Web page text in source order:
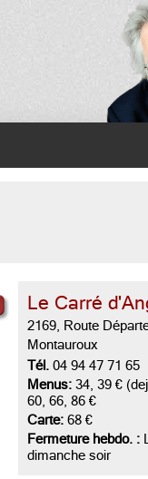
Le Carré
2169, Route
Montauroux
Tél. 04 94 47 71 65
Menus: 34, 39 €
60, 66, 86 €
Carte: 68 €
Fermeture hebdo. :
dimanche soir